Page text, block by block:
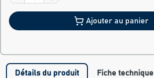
Ajouter au panier
Détails du produit Fiche technique